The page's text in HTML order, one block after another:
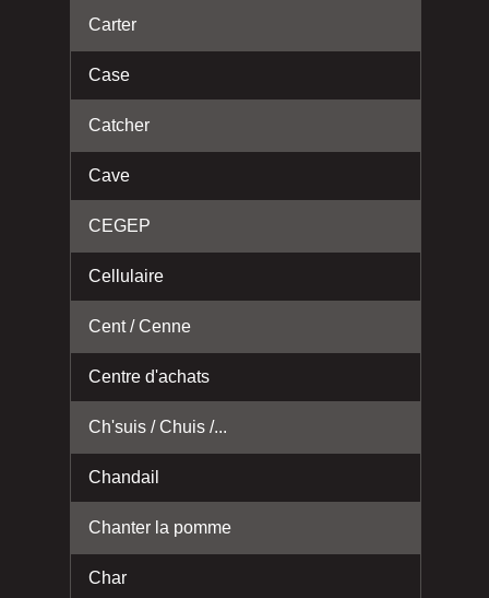
Carter
Case
Catcher
Cave
CEGEP
Cellulaire
Cent / Cenne
Centre d'achats
Ch'suis / Chuis /...
Chandail
Chanter la pomme
Char